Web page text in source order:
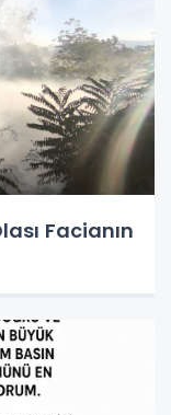
Facianın